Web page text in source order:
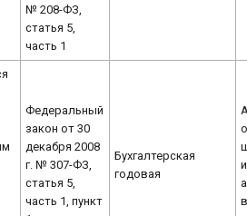
№ 208-ФЗ,
статья 5,
часть 1
Федеральный
закон от 30
декабря 2008
г. № 307-ФЗ,
статья 5,
часть 1, пункт
Бухгалтерская
годовая